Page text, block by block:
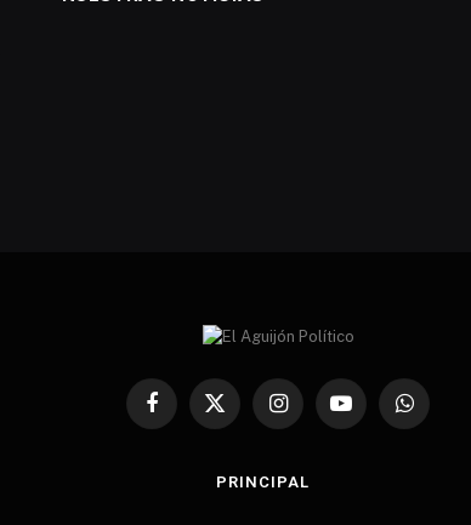
Facebook
X
InstagramYouTubeWhatsApp
PRINCIPAL